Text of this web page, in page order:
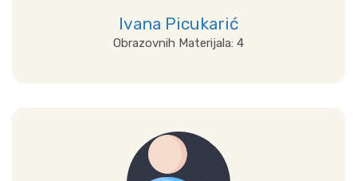
Ivana Picukarić
Obrazovnih Materijala: 4
Prikaži sve